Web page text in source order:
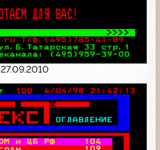
27.09.2010